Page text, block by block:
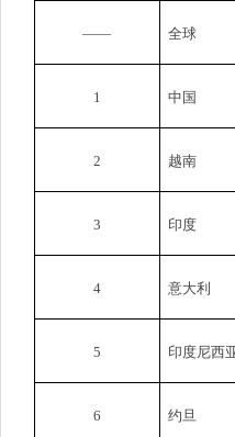
—— 全球
1 中国
2 越南
3 印度
4 意大利
5 印度尼西
6 约旦